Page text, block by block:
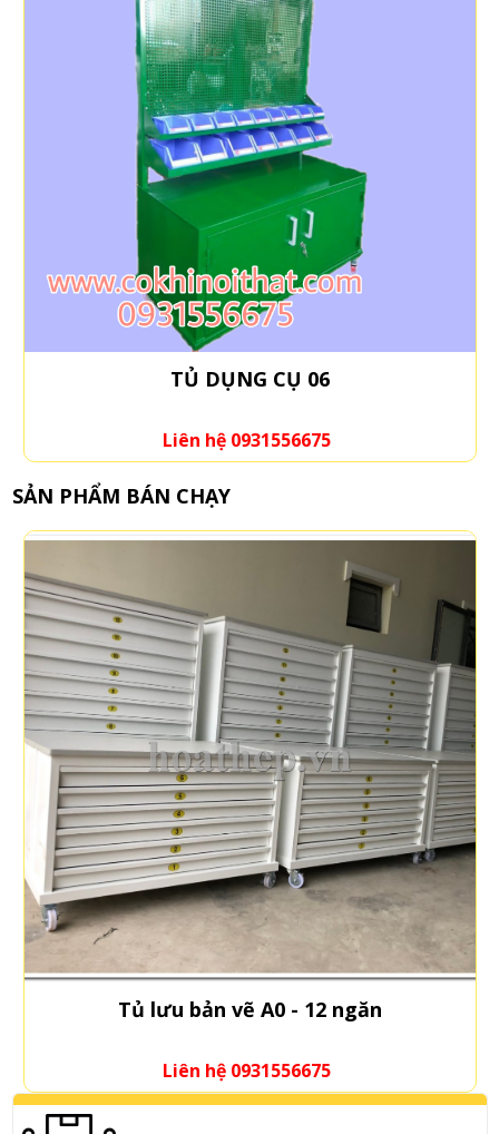
TỦ DỤNG CỤ 06
Liên hệ 0931556675
SẢN PHẨM BÁN CHẠY
Tủ lưu bản vẽ A0 - 12 ngăn
Liên hệ 0931556675